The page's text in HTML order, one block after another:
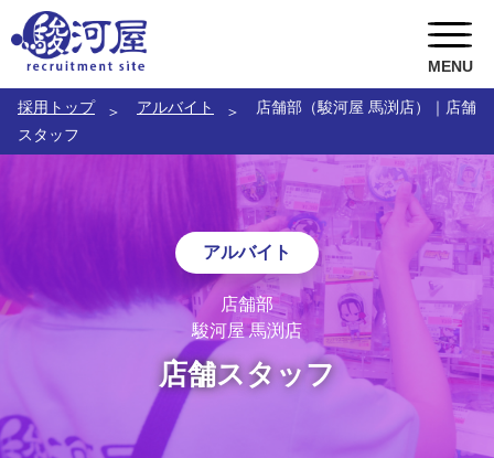
MENU
ABOUT US
総務人事部長メッセージ
店舗部副部長メッセージ
ポテンシャル採用
インターンシップ
トピックス一覧
就職氷河期世代 積極採用中
採用トップ アルバイト
店舗部（駿河屋 馬渕店）｜店舗
スタッフ
アルバイト
店舗部
駿河屋 馬渕店
店舗スタッフ